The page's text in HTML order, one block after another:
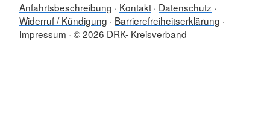
Anfahrtsbeschreibung Kontakt Datenschutz
Widerruf / Kündigung
Barrierefreiheitserklärung
Impressum © 2026 DRK- Kreisverband